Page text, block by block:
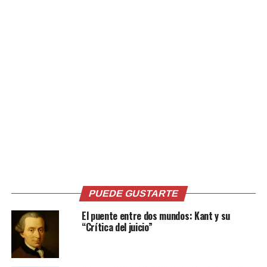
línea teórica, como un gesto que debe leerse tanto en
clave personal como eclesiológica. No puede reducirse a
un efecto exclusivo del debilitamiento físico, sino que es
también la concreción de una convicción sobre la
relación entre el poder y la misión. Ratzinger había
problematizado la hipertrofia administrativa del papado
PUEDE GUSTARTE
El puente entre dos mundos: Kant y su
“Crítica del juicio”